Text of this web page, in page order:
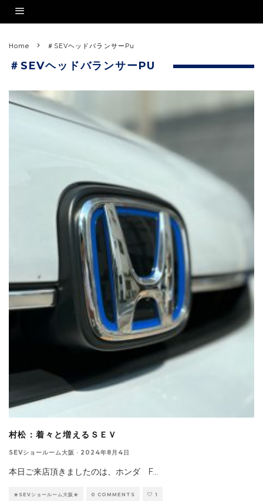
Home ＃SEVヘッドバランサーPu
＃SEVヘッドバランサーPU
村松：着々と増えるＳＥＶ
SEVショールーム大阪 · 2024年8月4日
本日ご来店頂きましたのは、ホンダ F...
★SEVショールーム大阪★ 0 COMMENTS 1